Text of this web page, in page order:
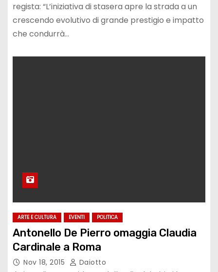
regista: “L’iniziativa di stasera apre la strada a un
crescendo evolutivo di grande prestigio e impatto
che condurrà…
ARTE E CULTURA EVENTI POLITICA
Antonello De Pierro omaggia Claudia
Cardinale a Roma
Nov 18, 2015 Daiotto